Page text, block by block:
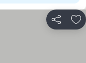
Teilen